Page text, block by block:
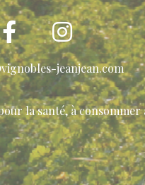
jeanjean.com
la santé, à